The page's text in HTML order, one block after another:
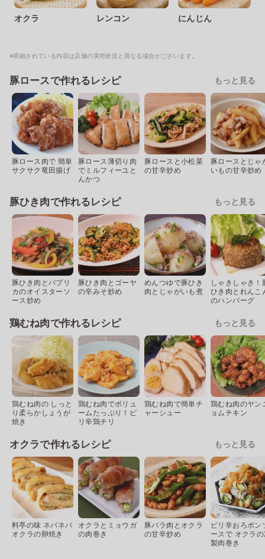
オクラ レンコン にんじん
※明細されている内容は店舗の実売状況と異なる場合がございます。
豚ロースで作れるレシピ もっと見る
豚ロース肉で 簡単
サクサク竜田揚げ
豚ロース薄切り肉
でミルフィーユと
んかつ
豚ロースと小松菜
の甘辛炒め
豚ロースとじゃ
いもの甘辛炒め
豚ひき肉で作れるレシピ もっと見る
豚ひき肉とパプリ
カのオイスターソ
ース炒め
豚ひき肉とゴーヤ
の辛みそ炒め
めんつゆで豚ひき
肉とじゃがいも煮
しゃきしゃき！
ひき肉とれんこ
のハンバーグ
鶏むね肉で作れるレシピ もっと見る
鶏むね肉の しっと
り柔らかしょうが
焼き
鶏むね肉でボリュ
ームたっぷり！ピ
リ辛鶏チリ
鶏むね肉で簡単チ
ャーシュー
鶏むね肉のヤン
ョムチキン
オクラで作れるレシピ もっと見る
料亭の味 ネバネバ
オクラの卵焼き
オクラとミョウガ
の肉巻き
豚バラ肉とオクラ
の甘辛炒め
ピリ辛おろポン
ースで オクラ
製肉巻き